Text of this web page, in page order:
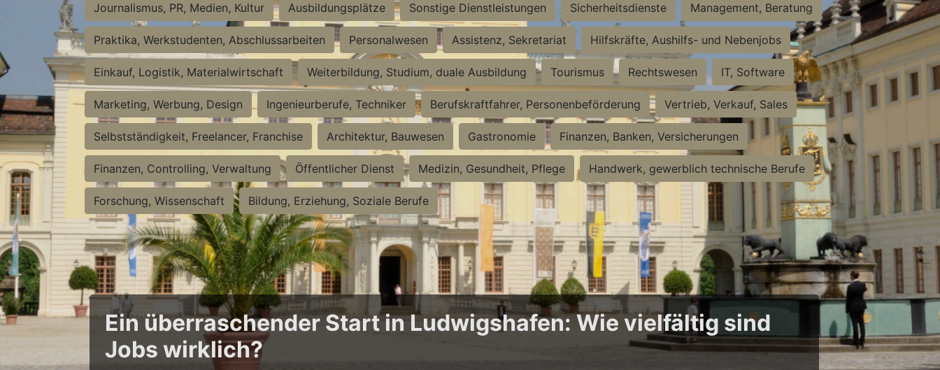
Journalismus, PR, Medien, Kultur Ausbildungsplätze Sonstige Dienstleistungen Sicherheitsdienste Management, Beratung
Praktika, Werkstudenten, Abschlussarbeiten Personalwesen Assistenz, Sekretariat Hilfskräfte, Aushilfs- und Nebenjobs
Einkauf, Logistik, Materialwirtschaft Weiterbildung, Studium, duale Ausbildung Tourismus Rechtswesen IT, Software
Marketing, Werbung, Design Ingenieurberufe, Techniker Berufskraftfahrer, Personenbeförderung Vertrieb, Verkauf, Sales
Selbstständigkeit, Freelancer, Franchise Architektur, Bauwesen Gastronomie Finanzen, Banken, Versicherungen
Finanzen, Controlling, Verwaltung Öffentlicher Dienst Medizin, Gesundheit, Pflege Handwerk, gewerblich technische Berufe
Forschung, Wissenschaft Bildung, Erziehung, Soziale Berufe
Ein überraschender Start in Ludwigshafen: Wie vielfältig sind
Jobs wirklich?